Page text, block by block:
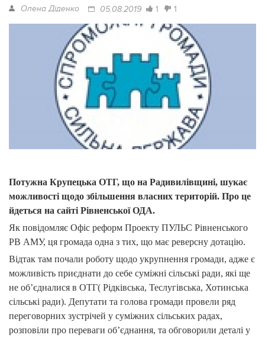
Олена Діденко 05.08.2019 1 1
Потужна Крупецька ОТГ, що на Радивилівщині, шукає
можливості щодо збільшення власних територій. Про це
йдеться на сайті Рівненської ОДА.
Як повідомляє Офіс реформ Проекту ПУЛЬС Рівненського
РВ АМУ, ця громада одна з тих, що має реверсну дотацію.
Відтак там почали роботу щодо укрупнення громади, адже є
можливість приєднати до себе суміжні сільські ради, які ще
не об’єдналися в ОТГ( Рідківська, Теслугівська, Хотинська
сільські ради). Депутати та голова громади провели ряд
переговорних зустрічей у суміжних сільських радах,
розповіли про переваги об’єднання, та обговорили деталі у